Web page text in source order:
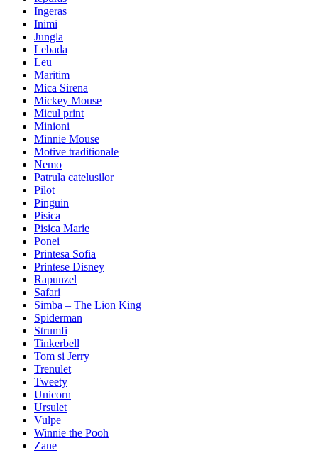
Ingeras
Inimi
Jungla
Lebada
Leu
Maritim
Mica Sirena
Mickey Mouse
Micul print
Minioni
Minnie Mouse
Motive traditionale
Nemo
Patrula catelusilor
Pilot
Pinguin
Pisica
Pisica Marie
Ponei
Printesa Sofia
Printese Disney
Rapunzel
Safari
Simba – The Lion King
Spiderman
Strumfi
Tinkerbell
Tom si Jerry
Trenulet
Tweety
Unicorn
Ursulet
Vulpe
Winnie the Pooh
Zane